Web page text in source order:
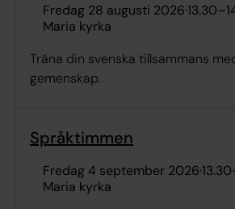
fredag 28 augusti 2026·13.30–
Maria kyrka
Träna din svenska tillsammans
gemenskap.
Språktimmen
fredag 4 september 2026·13.30
Maria kyrka